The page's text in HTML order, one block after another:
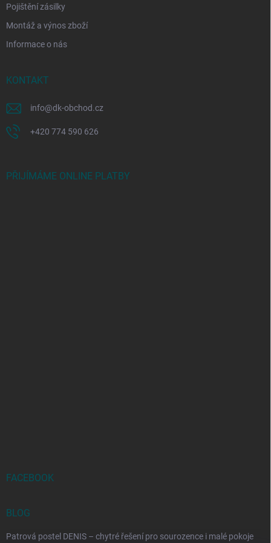
Pojištění zásilky
Montáž a výnos zboží
Informace o nás
KONTAKT
info@dk-obchod.cz
+420 774 590 626
PŘIJÍMÁME ONLINE PLATBY
FACEBOOK
BLOG
Patrová postel DENIS – chytré řešení pro sourozence i malé pokoje